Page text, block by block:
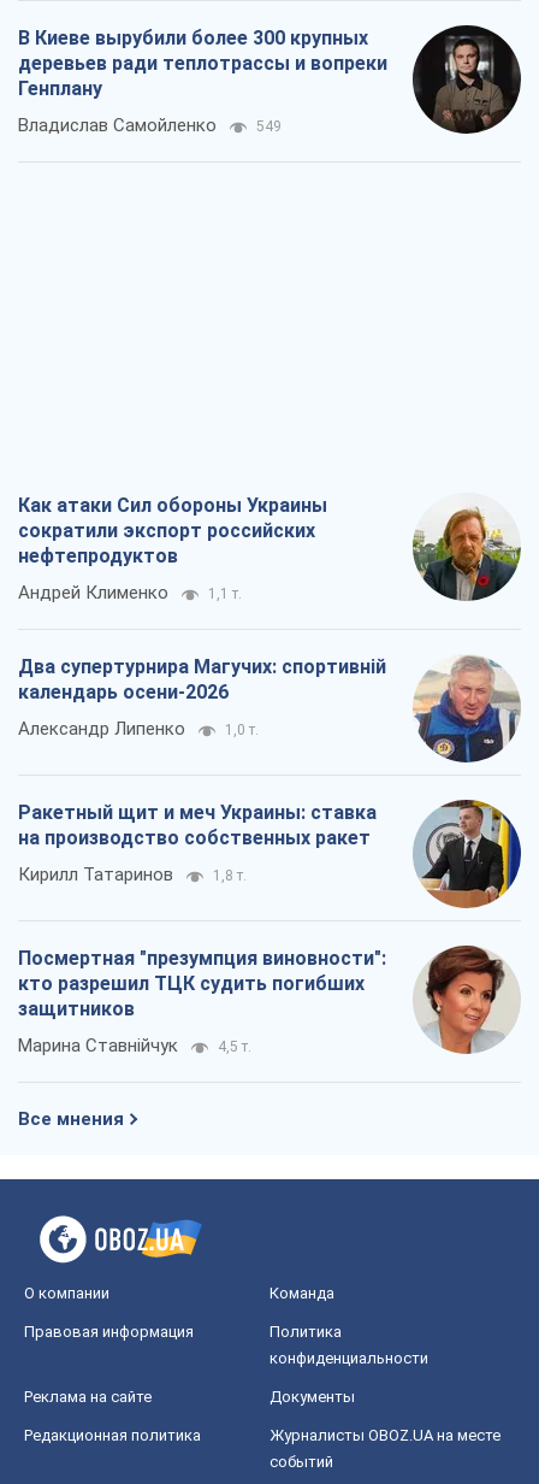
В Киеве вырубили более 300 крупных
деревьев ради теплотрассы и вопреки
Генплану
Владислав Самойленко 549
Как атаки Сил обороны Украины
сократили экспорт российских
нефтепродуктов
Андрей Клименко 1,1 т.
Два супертурнира Магучих: спортивній
календарь осени-2026
Александр Липенко 1,0 т.
Ракетный щит и меч Украины: ставка
на производство собственных ракет
Кирилл Татаринов 1,8 т.
Посмертная "презумпция виновности":
кто разрешил ТЦК судить погибших
защитников
Марина Ставнійчук 4,5 т.
Все мнения
О компании Команда
Правовая информация
Политика
конфиденциальности
Реклама на сайте Документы
Редакционная политика
Журналисты OBOZ.UA на месте
событий